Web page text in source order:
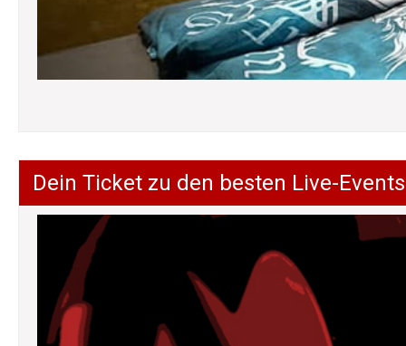
Dein Ticket zu den besten Live-Events